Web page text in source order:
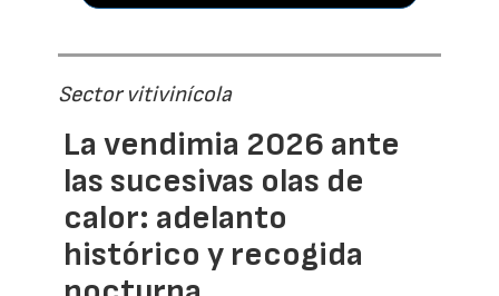
Sector vitivinícola
La vendimia 2026 ante
las sucesivas olas de
calor: adelanto
histórico y recogida